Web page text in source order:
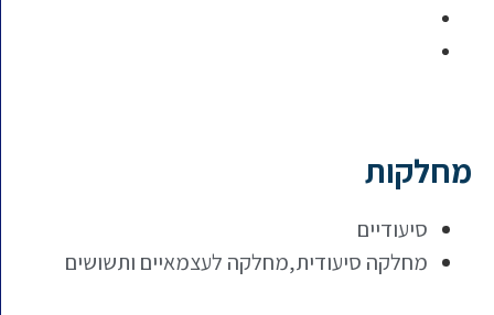
מחלקות
סיעודיים
מחלקה סיעודית,מחלקה לעצמאיים ותשושים